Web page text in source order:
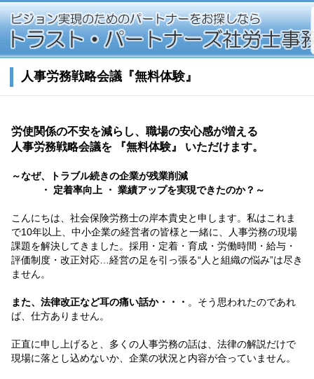
人事労務戦略会議『無料体験』
労使関係の不安を減らし、職場の安心感が増える
人事労務戦略会議を 『無料体験』 いただけます。
～なぜ、トラブル続きの企業が残業削減
・ 定着率向上 ・ 業績アップを実現できたのか？～
こんにちは、社会保険労務士の岸本貴史と申します。私はこれま
で10年以上、中小企業の経営者の皆様と一緒に、人事労務の現場
課題を解決してきました。採用・定着・育成・労働時間・給与・
評価制度・改正対応…経営の足を引っ張る“人と組織の悩み”は尽き
ません。
また、法律改正など耳の痛い話か・・・ 。そう思われたのであれ
ば、仕方ありません。
正直に申し上げると、多くの人事労務の話は、法律の解説だけで
現場に落とし込めないか、企業の状況と内容が合っていません。